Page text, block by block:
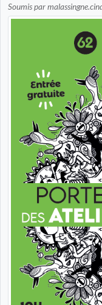
Soumis par